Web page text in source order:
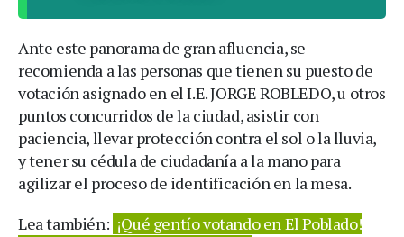
Ante este panorama de gran afluencia, se
recomienda a las personas que tienen su puesto de
votación asignado en el I.E. JORGE ROBLEDO, u otros
puntos concurridos de la ciudad, asistir con
paciencia, llevar protección contra el sol o la lluvia,
y tener su cédula de ciudadanía a la mano para
agilizar el proceso de identificación en la mesa.
Lea también: ¡Qué gentío votando en El Poblado!